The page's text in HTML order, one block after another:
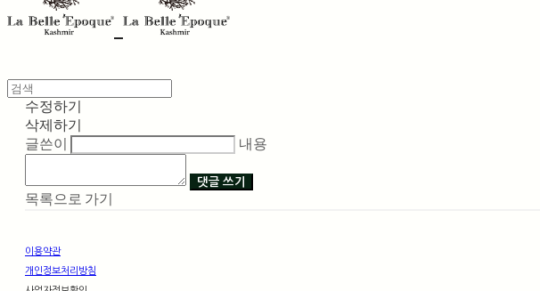
수정하기
삭제하기
글쓴이
내용
댓글 쓰기
목록으로 가기
이용약관
개인정보처리방침